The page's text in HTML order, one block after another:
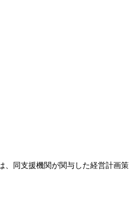
、同支援機関が関与した経営計画策